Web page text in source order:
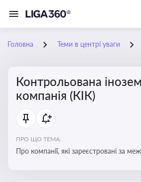
Головна Теми в центрі уваги
Контрольована
компанія (КІК)
ПРО ЩО ТЕМА:
Про компанії, які зареєстровані за